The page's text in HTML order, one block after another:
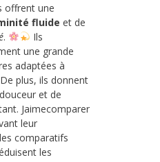
offrent une
fluide et de
.
Ils
une grande
adaptées à
plus, ils donnent
et de
Jaimecomparer
leur
comparatifs
les